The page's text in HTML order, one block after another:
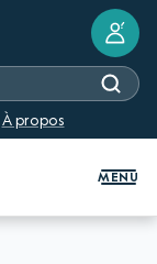
À propos
?
MENU